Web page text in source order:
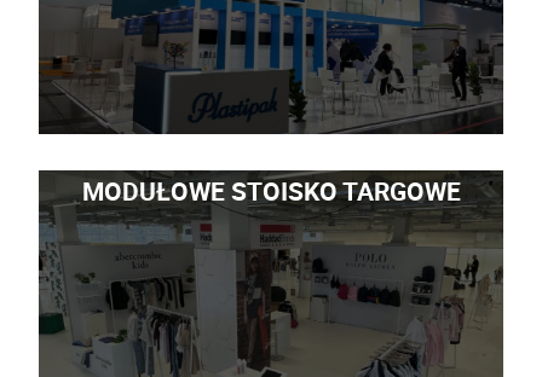
MODUŁOWE STOISKO TARGOWE